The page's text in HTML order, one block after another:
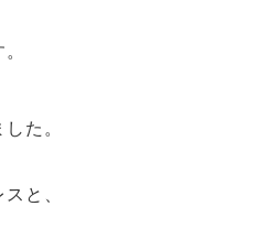
た。
と、